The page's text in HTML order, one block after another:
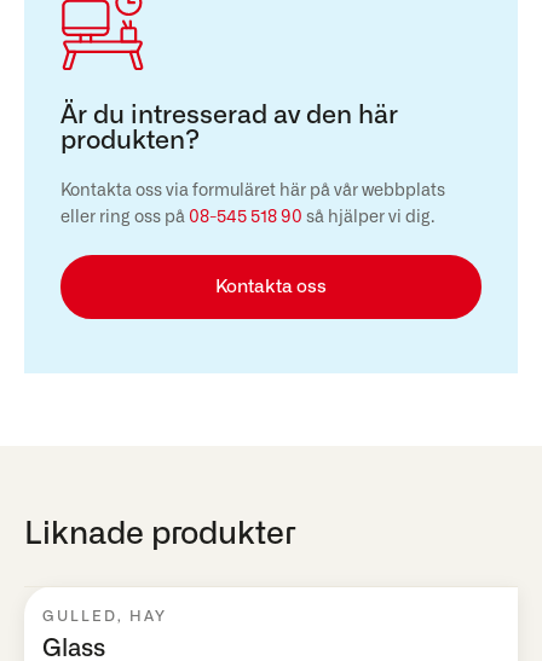
Är du intresserad av den här
produkten?
Kontakta oss via formuläret här på vår webbplats
eller ring oss på 08-545 518 90 så hjälper vi dig.
Kontakta oss
Liknade produkter
GULLED, HAY
Glass